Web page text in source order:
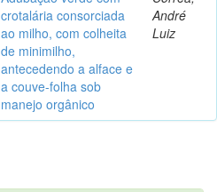
crotalária consorciada
ao milho, com colheita
de minimilho,
antecedendo a alface e
a couve-folha sob
manejo orgânico
André
Luiz